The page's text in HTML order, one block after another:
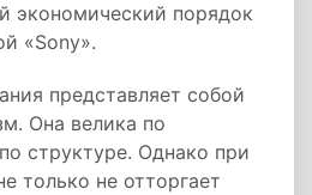
экономический порядок
«Sony».
представляет собой
Она велика по
структуре. Однако при
только не отторгает